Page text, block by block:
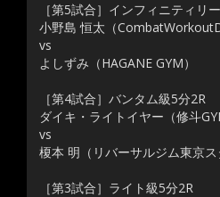
［第5試合］インフィニティリ
小野島 恒太（
vs
よしずみ（HAGANE GYM）
［第4試合］バンタム級5分2R
ダイキ・ライトイヤー（修斗
vs
榎本 明（リバーサルジム東京ス
［第3試合］ライト級5分2R